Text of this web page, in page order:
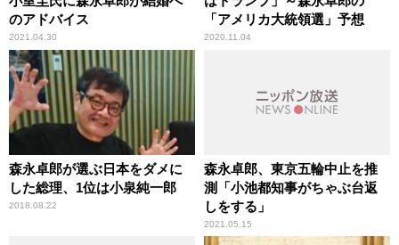
のアドバイス
2021.04.30
「アメリカ大統領選」予想
2020.11.04
森永卓郎が選ぶ日本をダメに
した総理、1位は小泉純一郎
2018.08.22
森永卓郎、東京五輪中止を推
測「小池都知事がちゃぶ台返
しをする」
2021.05.15